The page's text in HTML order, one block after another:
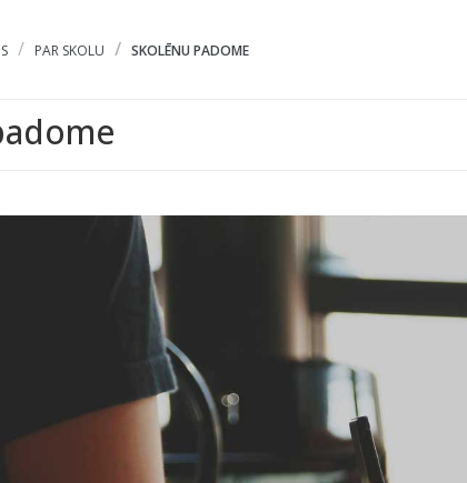
PAR SKOLU SKOLĒNU PADOME